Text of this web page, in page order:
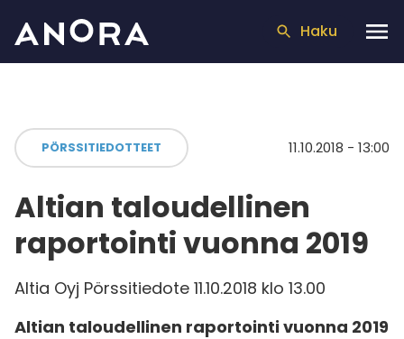
Haku
PÖRSSITIEDOTTEET 11.10.2018 - 13:00
Altian taloudellinen
raportointi vuonna 2019
Altia Oyj Pörssitiedote 11.10.2018 klo 13.00
Altian taloudellinen raportointi vuonna 2019